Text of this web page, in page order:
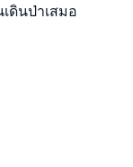
ดินป่าเสมอ